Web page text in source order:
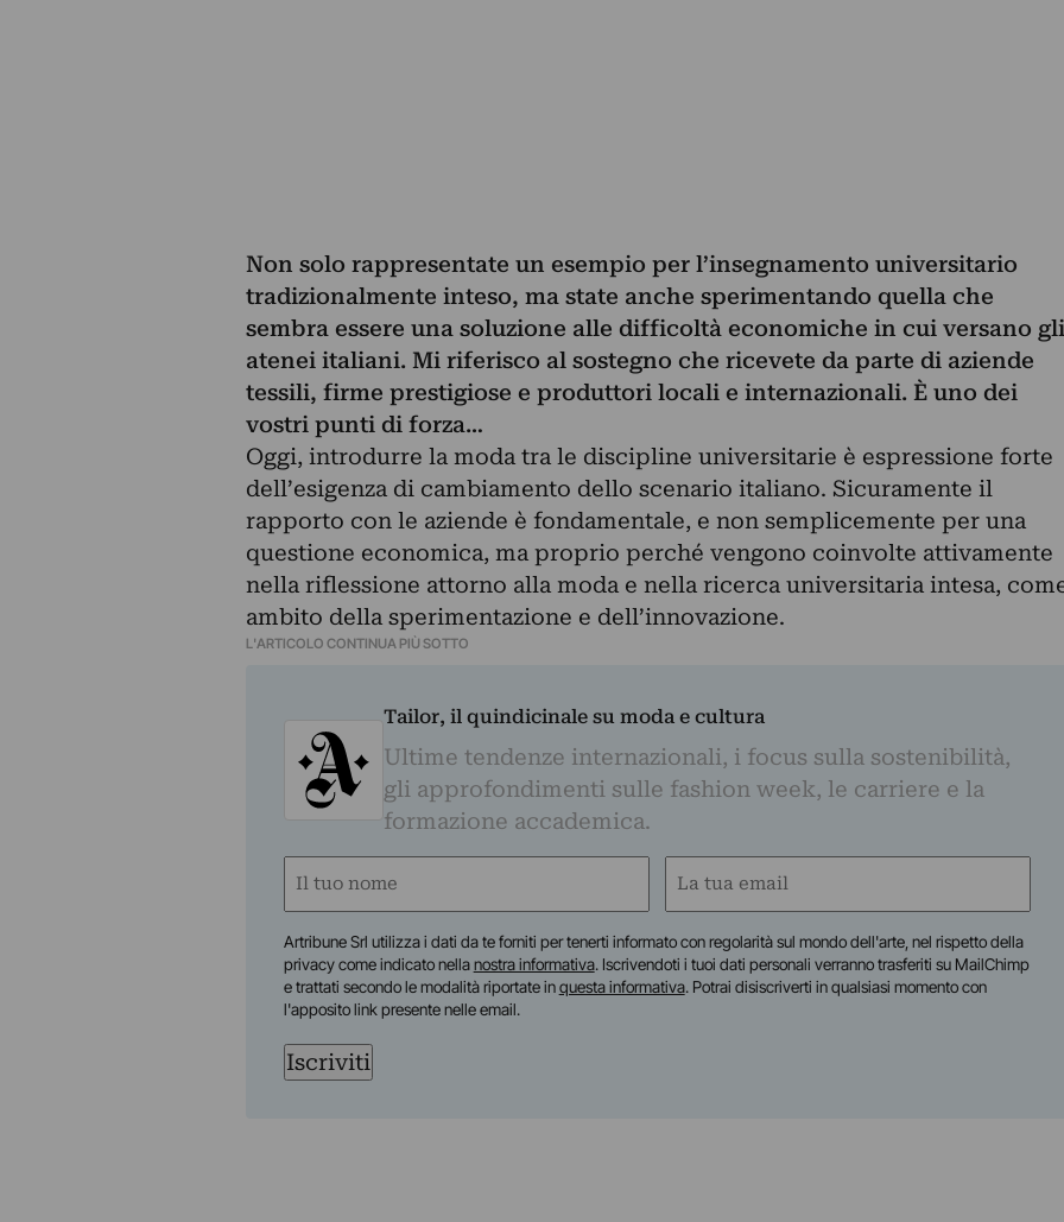
Non solo rappresentate un esempio per l’insegnamento universitario
tradizionalmente inteso, ma state anche sperimentando quella che
sembra essere una soluzione alle difficoltà economiche in cui versano gli
atenei italiani. Mi riferisco al sostegno che ricevete da parte di aziende
tessili, firme prestigiose e produttori locali e internazionali. È uno dei
vostri punti di forza…
Oggi, introdurre la moda tra le discipline universitarie è espressione forte
dell’esigenza di cambiamento dello scenario italiano. Sicuramente il
rapporto con le aziende è fondamentale, e non semplicemente per una
questione economica, ma proprio perché vengono coinvolte attivamente
nella riflessione attorno alla moda e nella ricerca universitaria intesa,
ambito della sperimentazione e dell’innovazione.
L'ARTICOLO CONTINUA PIÙ SOTTO
Tailor, il quindicinale su moda e cultura
Ultime tendenze internazionali, i focus sulla sostenibilità,
gli approfondimenti sulle fashion week, le carriere e la
formazione accademica.
Nome
Email
Artribune Srl utilizza i dati da te forniti per tenerti informato con regolarità sul mondo dell'arte, nel rispetto della
privacy come indicato nellanostra informativa. Iscrivendoti i tuoi dati personali verranno trasferiti su MailChimp
e trattati secondo le modalità riportate inquesta informativa. Potrai disiscriverti in qualsiasi momento con
l'apposito link presente nelle email.
Iscriviti